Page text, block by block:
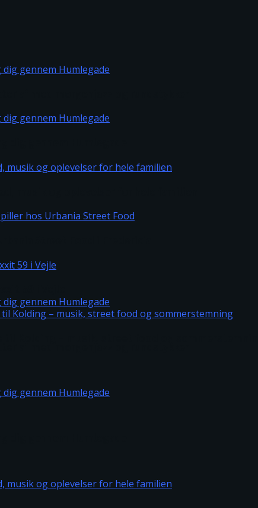
dig gennem Humlegade
af med morgenjazz og rundstykker
Street Food i Fredericia
59 i Vejle